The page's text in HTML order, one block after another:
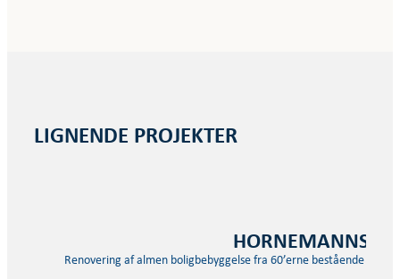
LIGNENDE PROJEKTER
HORNEMANNS
Renovering af almen boligbebyggelse fra 60’erne bestående af